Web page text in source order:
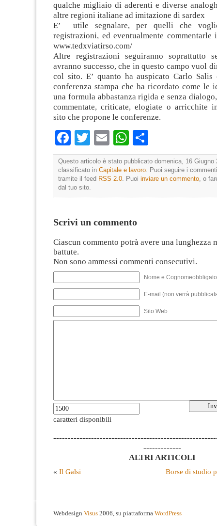
qualche migliaio di aderenti e diverse
altre regioni italiane ad imitazione di sardex
E’ utile segnalare, per quelli che
registrazioni, ed eventualmente
www.tedxviatirso.com/
Altre registrazioni seguiranno soprattutto
avranno successo, che in questo campo vuol
col sito. E’ quanto ha auspicato Carlo Salis
conferenza stampa che ha ricordato come le
una formula abbastanza rigida e senza
commentate, criticate, elogiate o arricchite
sito che propone le conferenze.
Facebook
TwitterEmailWhatsApp
Questo articolo è stato pubblicato domenica, 16 Giugno
classificato in Capitale e lavoro. Puoi seguire i
tramite il feed RSS 2.0. Puoi inviare un commento, o
dal tuo sito.
Scrivi un commento
Ciascun commento potrà avere una lunghezza
battute.
Non sono ammessi commenti consecutivi.
Nome e
E-mail (non verrà
Sito Web
caratteri disponibili
-------------
ALTRI ARTICOLI
« Il Galsi Borse di studio
Webdesign Visus 2006, su piattaforma WordPress